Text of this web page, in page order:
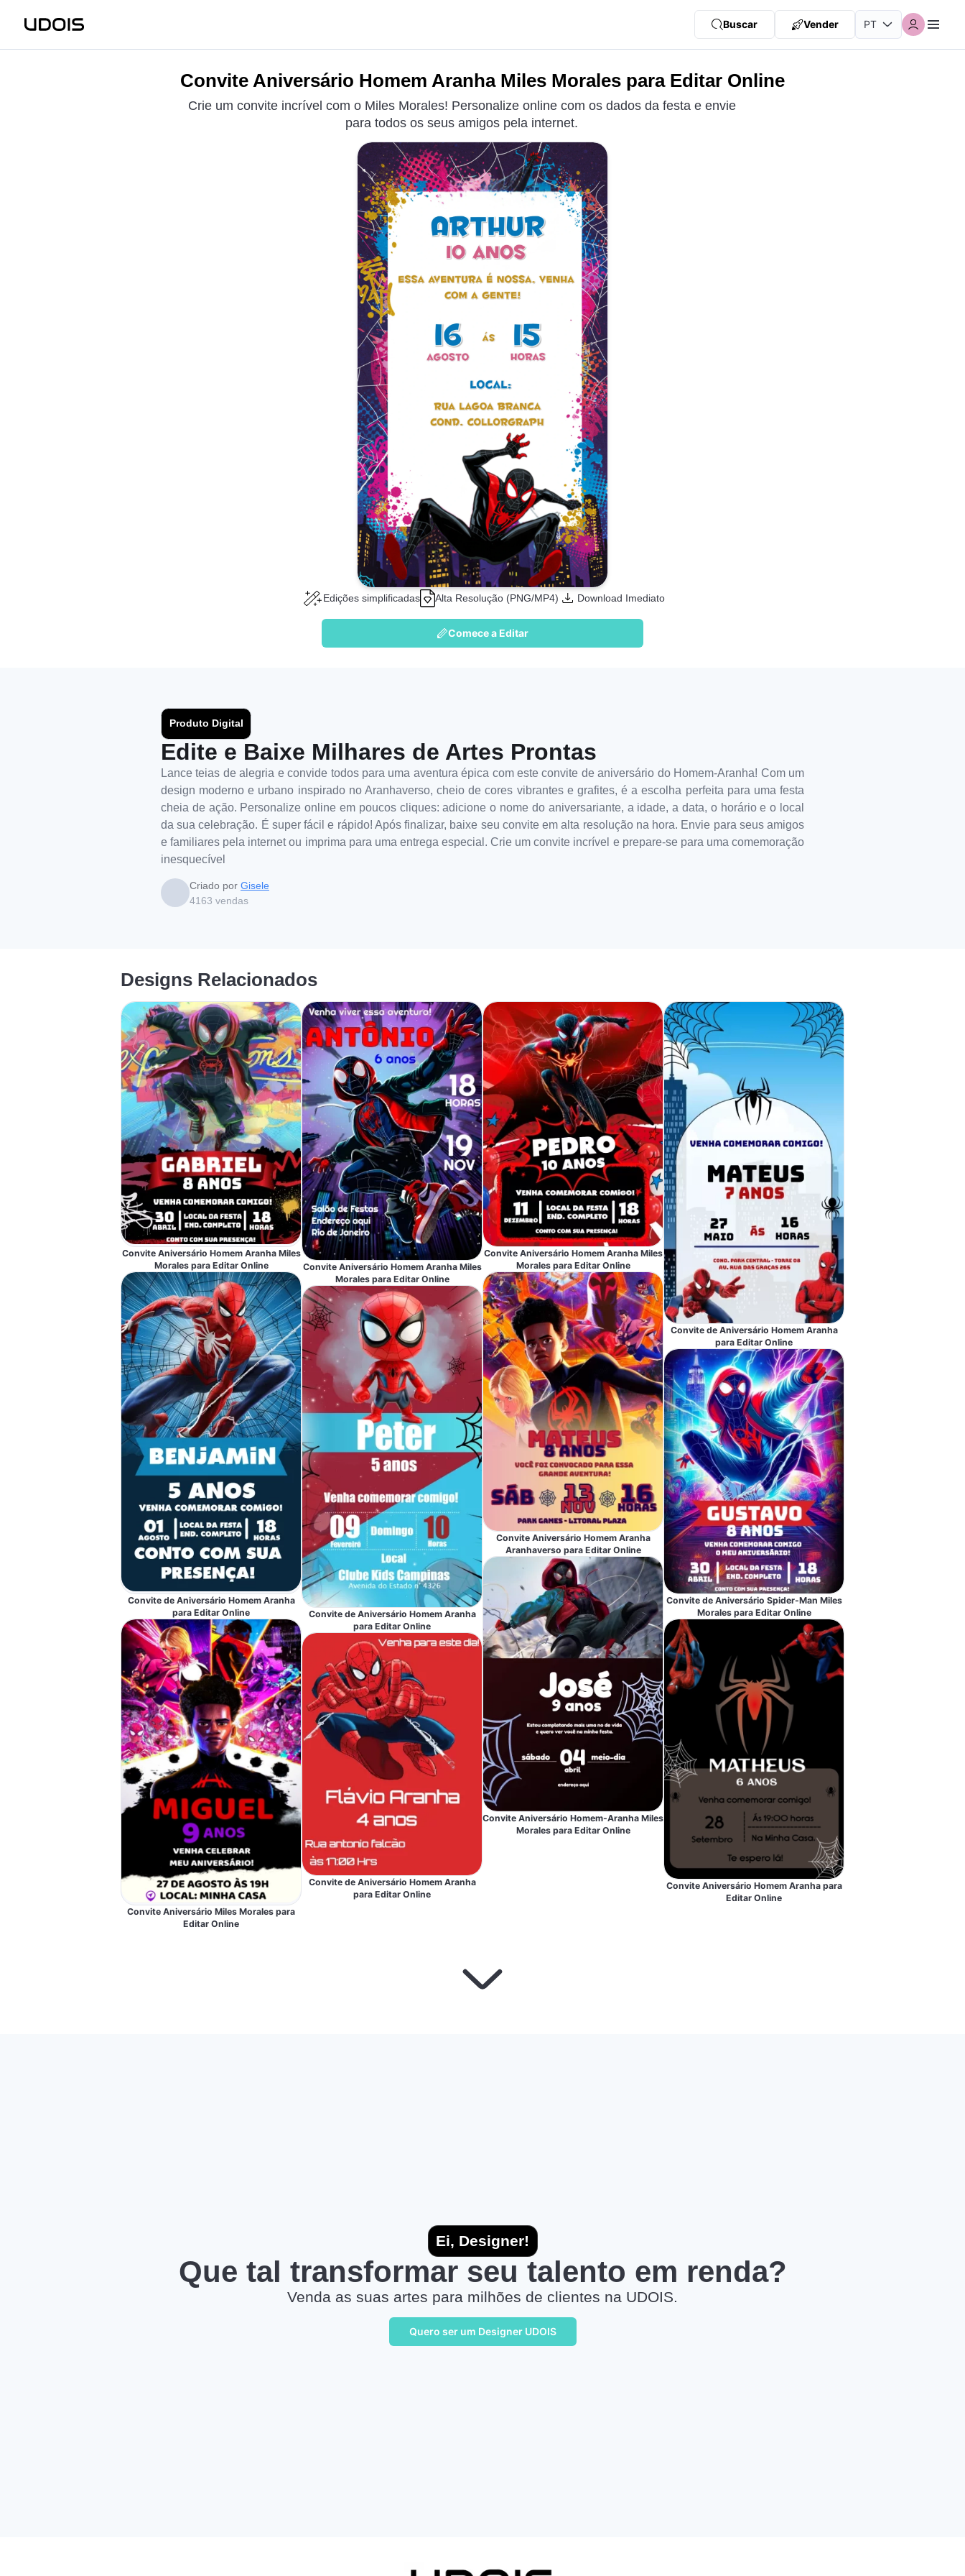
Buscar Vender
Convite Aniversário Homem Aranha Miles Morales para Editar Online
Crie um convite incrível com o Miles Morales! Personalize online com os dados da festa e envie
para todos os seus amigos pela internet.
Edições simplificadas Alta Resolução (PNG/MP4) Download Imediato
Comece a Editar
Produto Digital
Edite e Baixe Milhares de Artes Prontas
Lance teias de alegria e convide todos para uma aventura épica com este convite de aniversário do Homem-Aranha! Com um
design moderno e urbano inspirado no Aranhaverso, cheio de cores vibrantes e grafites, é a escolha perfeita para uma festa
cheia de ação. Personalize online em poucos cliques: adicione o nome do aniversariante, a idade, a data, o horário e o local
da sua celebração. É super fácil e rápido! Após finalizar, baixe seu convite em alta resolução na hora. Envie para seus amigos
e familiares pela internet ou imprima para uma entrega especial. Crie um convite incrível e prepare-se para uma comemoração
inesquecível
Criado por Gisele
4163 vendas
Designs Relacionados
Convite Aniversário Homem Aranha Miles
Morales para Editar Online
Convite de Aniversário Homem Aranha
para Editar Online
Convite Aniversário Miles Morales para
Editar Online
Convite Aniversário Homem Aranha Miles
Morales para Editar Online
Convite de Aniversário Homem Aranha
para Editar Online
Convite de Aniversário Homem Aranha
para Editar Online
Convite Aniversário Homem Aranha Miles
Morales para Editar Online
Convite Aniversário Homem Aranha
Aranhaverso para Editar Online
Convite Aniversário Homem-Aranha Miles
Morales para Editar Online
Convite de Aniversário Homem Aranha
para Editar Online
Convite de Aniversário Spider-Man Miles
Morales para Editar Online
Convite Aniversário Homem Aranha para
Editar Online
Ei, Designer!
Que tal transformar seu talento em renda?
Venda as suas artes para milhões de clientes na UDOIS.
Quero ser um Designer UDOIS